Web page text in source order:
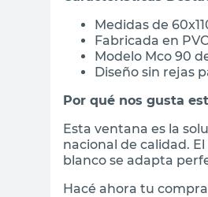
Medidas de
Fabricada en
Modelo Mco 90
Diseño sin rejas
Por qué nos gusta
Esta ventana es la
nacional de calidad.
blanco se adapta
Hacé ahora tu